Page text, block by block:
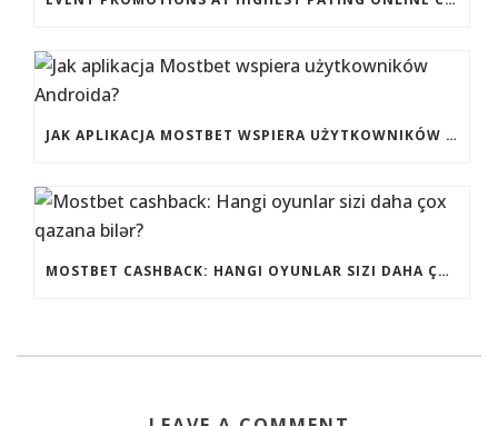
JAK APLIKACJA MOSTBET WSPIERA UŻYTKOWNIKÓW ANDROIDA?
MOSTBET CASHBACK: HANGI OYUNLAR SIZI DAHA ÇOX QAZANA BILƏR?